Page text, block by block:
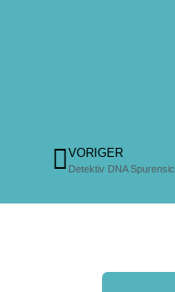
VORIGER
Detektiv DNA